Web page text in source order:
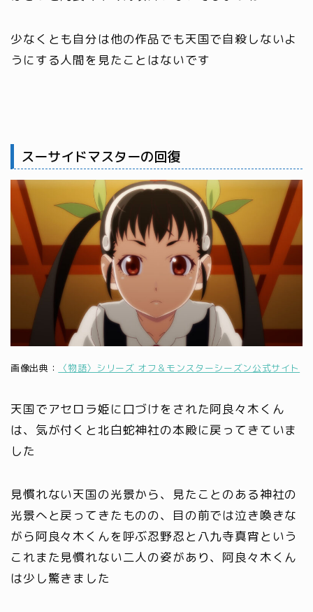
少なくとも自分は他の作品でも天国で自殺しないよ
うにする人間を見たことはないです
スーサイドマスターの回復
画像出典： 〈物語〉シリーズ オフ＆モンスターシーズン公式サイト
天国でアセロラ姫に口づけをされた阿良々木くん
は、気が付くと北白蛇神社の本殿に戻ってきていま
した
見慣れない天国の光景から、見たことのある神社の
光景へと戻ってきたものの、目の前では泣き喚きな
がら阿良々木くんを呼ぶ忍野忍と八九寺真宵という
これまた見慣れない二人の姿があり、阿良々木くん
は少し驚きました